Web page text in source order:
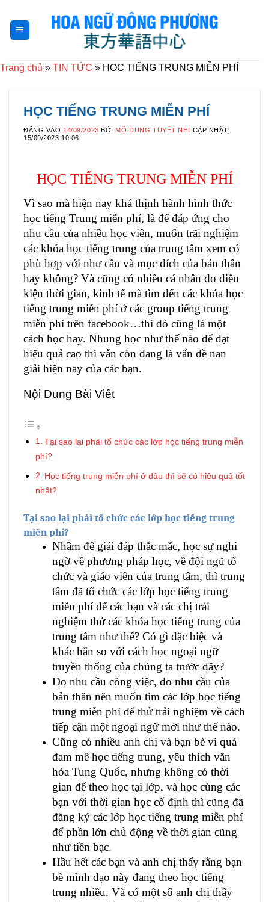
qua
nội
Trang chủ » TIN TỨC » HỌC TIẾNG TRUNG MIỄN PHÍ
HỌC TIẾNG TRUNG MIỄN PHÍ
ĐĂNG VÀO 14/09/2023 BỞI MỘ DUNG TUYẾT NHI CẬP NHẬT:
15/09/2023 10:06
HỌC TIẾNG TRUNG MIỄN PHÍ
Vì sao mà hiện nay khá thịnh hành hình thức
học tiếng Trung miễn phí, là để đáp ứng cho
nhu cầu của nhiều học viên, muốn trãi nghiệm
các khóa học tiếng trung của trung tâm xem có
phù hợp với như cầu và mục đích của bản thân
hay không? Và cũng có nhiều cá nhân do điều
kiện thời gian, kinh tế mà tìm đến các khóa học
tiếng trung miễn phí ở các group tiếng trung
miễn phí trên facebook…thì đó cũng là một
cách học hay. Nhung học như thế nào để đạt
hiệu quả cao thì vẫn còn đang là vấn đề nan
giải hiện nay của các bạn.
Nội Dung Bài Viết
Tại sao lại phải tổ chức các lớp học tiếng trung miễn
phí?
Học tiếng trung miễn phí ở đâu thì sẽ có hiệu quả tốt
nhất?
Tại sao lại phải tổ chức các lớp học tiếng trung
miễn phí?
Nhầm để giải đáp thắc mắc, học sự nghi
ngờ về phương pháp học, về đội ngũ tổ
chức và giáo viên của trung tâm, thì trung
tâm đã tổ chức các lớp học tiếng trung
miễn phí để các bạn và các chị trải
nghiệm thử các khóa học tiếng trung của
trung tâm như thế? Có gì đặc biệc và
khác hẳn so với cách học ngoại ngữ
truyền thống của chúng ta trước đây?
Do nhu cầu công việc, do nhu cầu của
bản thân nên muốn tìm các lớp học tiếng
trung miễn phí để thử trải nghiệm về cách
tiếp cận một ngoại ngữ mới như thế nào.
Cũng có nhiều anh chị và bạn bè vì quá
đam mê học tiếng trung, yêu thích văn
hóa Tung Quốc, nhưng không có thời
gian để theo học tại lớp, và học cùng các
bạn với thời gian học cố định thì cũng đã
đăng ký các lớp học tiếng trung miễn phí
để phần lớn chủ động về thời gian cũng
như tiền bạc.
Hầu hết các bạn và anh chị thấy rằng bạn
bè mình dạo này đang theo học tiếng
trung nhiều. Và có một số anh chị thấy